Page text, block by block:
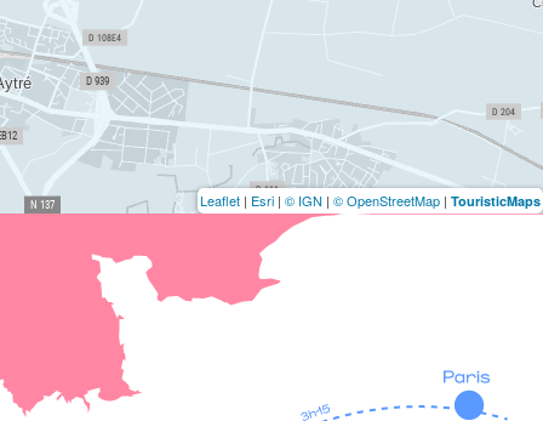
Leaflet | Esri | © IGN | © OpenStreetMap | TouristicMaps